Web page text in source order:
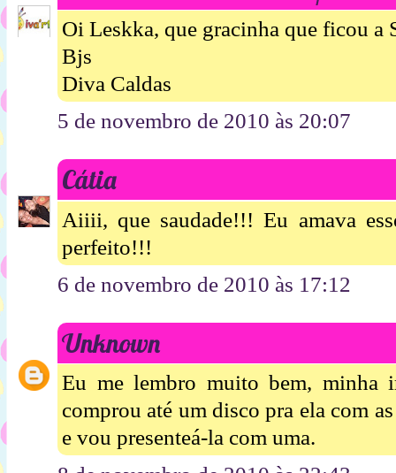
Oi Leskka, que gracinha que ficou a
Bjs
Diva Caldas
5 de novembro de 2010 às 20:07
Cátia
Aiiii, que saudade!!! Eu amava
perfeito!!!
6 de novembro de 2010 às 17:12
Unknown
Eu me lembro muito bem, minha
comprou até um disco pra ela com
e vou presenteá-la com uma.